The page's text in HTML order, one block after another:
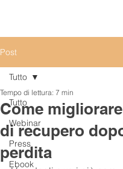
Post
Tutto
Webinar
Press
Ebook
Tutto
Come
di recupero
perdita
Tempo di lettura: 7 min